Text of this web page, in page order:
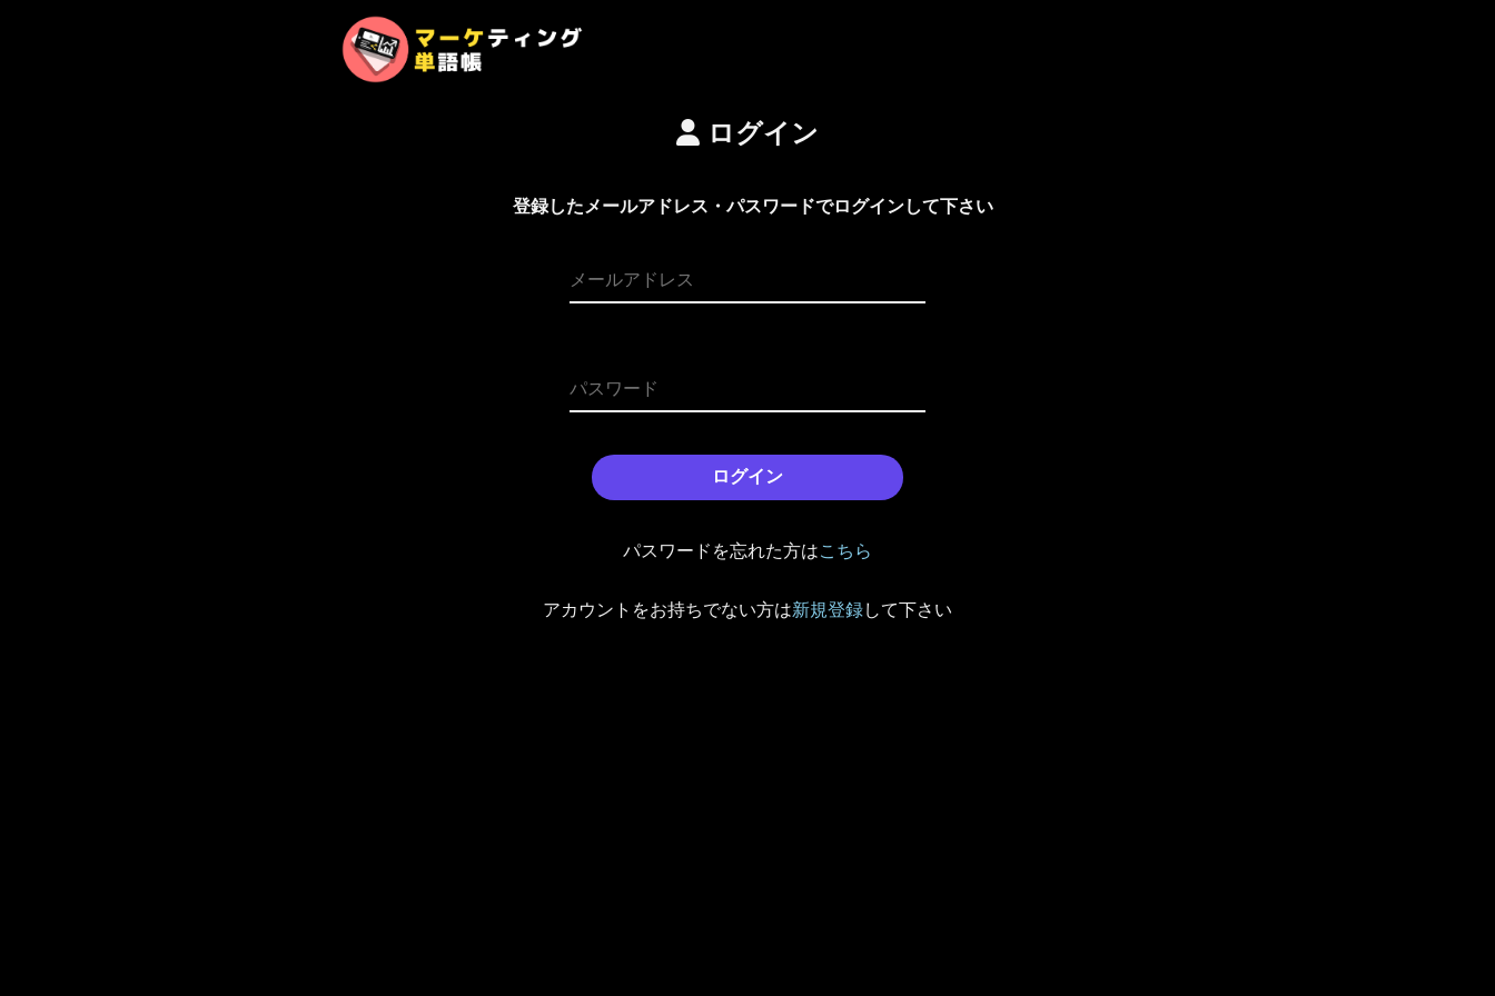
ログイン
登録したメールアドレス・パスワードでログインして下さい
ログイン
パスワードを忘れた方はこちら
アカウントをお持ちでない方は新規登録して下さい